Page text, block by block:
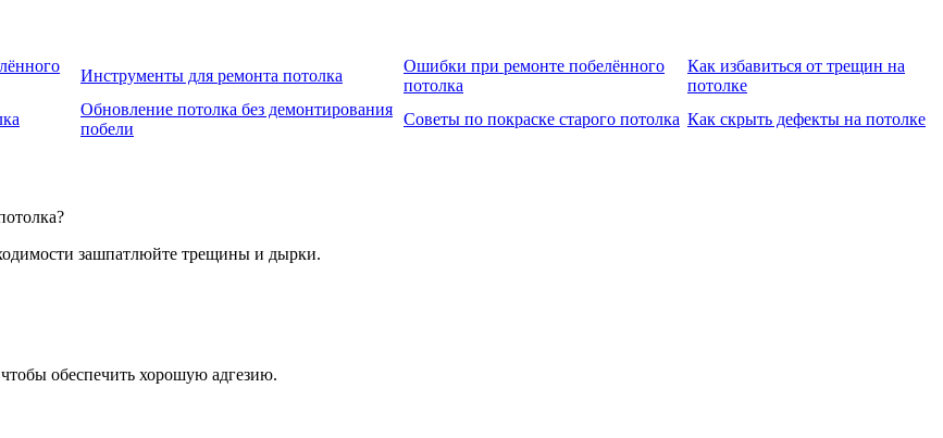
Инструменты для ремонта потолка
Ошибки при ремонте побелённого
потолка
Как избавиться от трещин на
потолке
Обновление потолка без демонтирования
побели
Советы по покраске старого потолка Как скрыть дефекты на потолке
зашпатлюйте трещины и дырки.
обеспечить хорошую адгезию.